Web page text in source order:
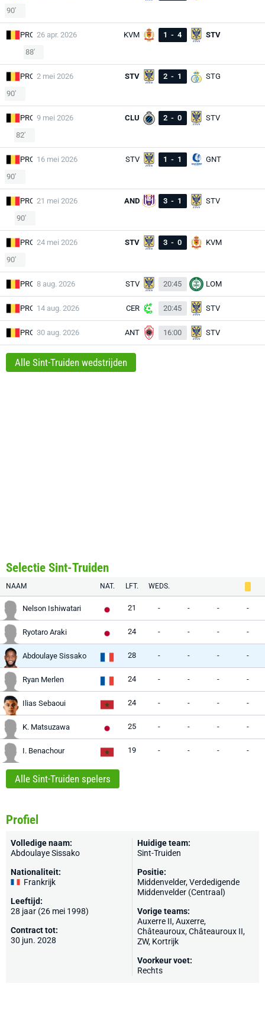
90'
PRO 26 apr. 2026 KVM 1 - 4
STV
88'
PRO 2 mei 2026 STV 2 - 1
STG
90'
PRO 9 mei 2026 CLU 2 - 0
STV
82'
PRO 16 mei 2026 STV 1 - 1
GNT
90'
PRO 21 mei 2026 AND 3 - 1
STV
90'
PRO 24 mei 2026 STV 3 - 0
KVM
90'
PRO 8 aug. 2026 STV 20:45 LOM
PRO 14 aug. 2026 CER 20:45 STV
PRO 30 aug. 2026 ANT 16:00 STV
Alle Sint-Truiden wedstrijden
Selectie Sint-Truiden
NAAM NAT. LFT. WEDS.
Nelson Ishiwatari 21 - - - -
Ryotaro Araki 24 - - - -
Abdoulaye Sissako 28 - - - -
Ryan Merlen 24 - - - -
Ilias Sebaoui 24 - - - -
K. Matsuzawa 25 - - - -
I. Benachour 19 - - - -
Alle Sint-Truiden spelers
Profiel
Volledige naam:
Abdoulaye Sissako
Nationaliteit:
Frankrijk
Leeftijd:
28 jaar (26 mei 1998)
Contract tot:
30 jun. 2028
Huidige team:
Sint-Truiden
Positie:
Middenvelder, Verdedigende
Middenvelder (Centraal)
Vorige teams:
Auxerre II,Auxerre,
Châteauroux, Châteauroux II,
ZW, Kortrijk
Voorkeur voet:
Rechts